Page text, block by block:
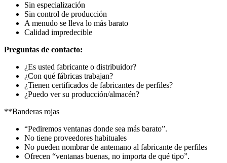
Sin especialización
Sin control de producción
A menudo se lleva lo más barato
Calidad impredecible
Preguntas de contacto:
¿Es usted fabricante o distribuidor?
¿Con qué fábricas trabajan?
¿Tienen certificados de fabricantes de perfiles?
¿Puedo ver su producción/almacén?
**Banderas rojas
“Pediremos ventanas donde sea más barato”.
No tiene proveedores habituales
No pueden nombrar de antemano al fabricante de perfiles
Ofrecen “ventanas buenas, no importa de qué tipo”.